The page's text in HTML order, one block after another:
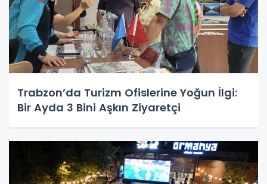
Trabzon’da Turizm Ofislerine Yoğun İlgi:
Bir Ayda 3 Bini Aşkın Ziyaretçi